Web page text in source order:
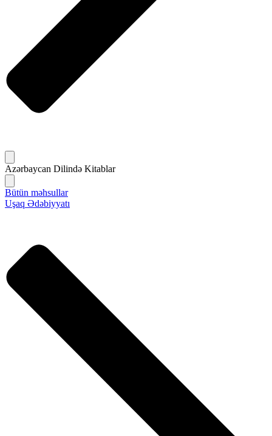
Azərbaycan Dilində Kitablar
Bütün məhsullar
Uşaq Ədəbiyyatı